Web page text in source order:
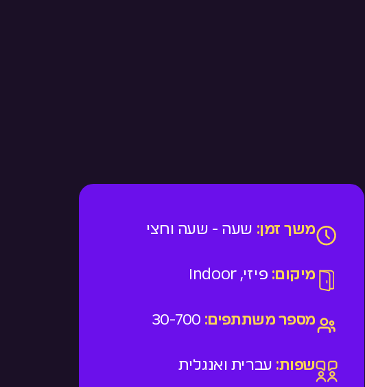
משך זמן: שעה - שעה וחצי
מיקום: פיזי, Indoor
מספר משתתפים: 30-700
שפות: עברית ואנגלית